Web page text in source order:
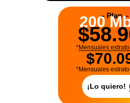
– Plan –
200
*Mensuales
*Mensuales
¡Lo quiero!